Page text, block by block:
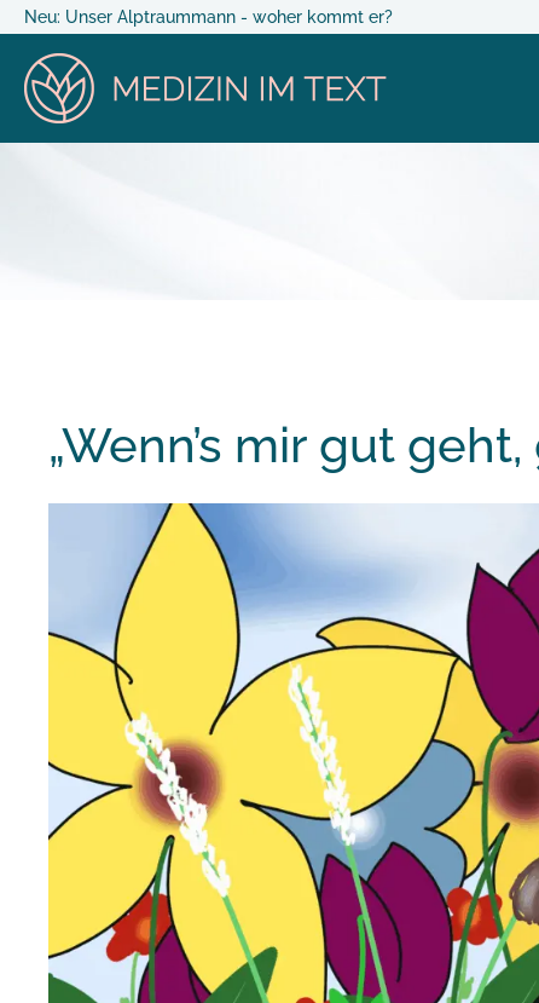
Neu: Unser Alptraummann - woher kommt er?
„Wenn’s mir gut